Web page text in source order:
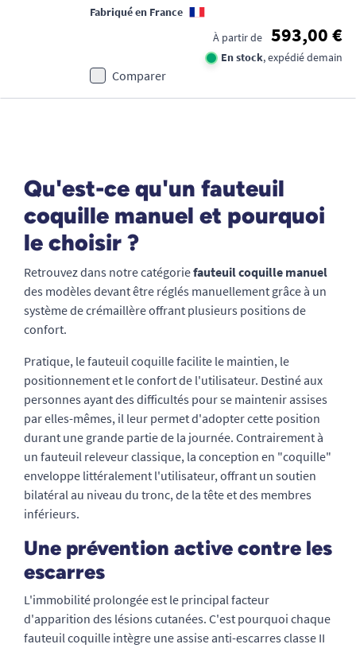
Fabriqué en France
À partir de
593,00 €
En stock, expédié demain
Comparer
Qu'est-ce qu'un fauteuil
coquille manuel et pourquoi
le choisir ?
Retrouvez dans notre catégoriefauteuil coquille manuel
des modèles devant être réglés manuellement grâce à un
système de crémaillère offrant plusieurs positions de
confort.
Pratique, le fauteuil coquille facilite le maintien, le
positionnement et le confort de l'utilisateur. Destiné aux
personnes ayant des difficultés pour se maintenir assises
par elles-mêmes, il leur permet d'adopter cette position
durant une grande partie de la journée. Contrairement à
un fauteuil releveur classique, la conception en "coquille"
enveloppe littéralement l'utilisateur, offrant un soutien
bilatéral au niveau du tronc, de la tête et des membres
inférieurs.
Une prévention active contre les
escarres
L'immobilité prolongée est le principal facteur
d'apparition des lésions cutanées. C'est pourquoi chaque
fauteuil coquille intègre une assise anti-escarres classe II